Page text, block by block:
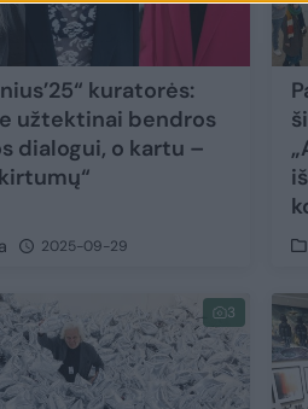
kuratorės:
užtektinai bendros
dialogui, o kartu –
2025-09-29
3